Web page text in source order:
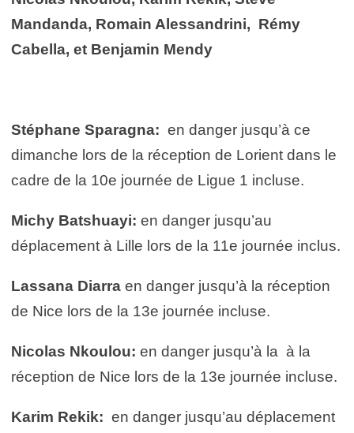
Mandanda, Romain Alessandrini, Rémy
Cabella, et Benjamin Mendy
Stéphane Sparagna: en danger jusqu’à ce
dimanche lors de la réception de Lorient dans le
cadre de la 10e journée de Ligue 1 incluse.
Michy Batshuayi: en danger jusqu’au
déplacement à Lille lors de la 11e journée inclus.
Lassana Diarra en danger jusqu’à la réception
de Nice lors de la 13e journée incluse.
Nicolas Nkoulou: en danger jusqu’à la à la
réception de Nice lors de la 13e journée incluse.
Karim Rekik: en danger jusqu’au déplacement